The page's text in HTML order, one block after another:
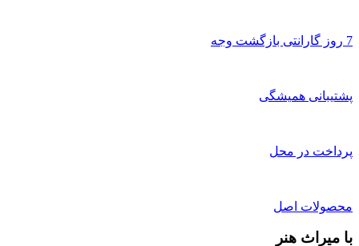
7 روز گارانتی بازگشت وجه
پشتیبانی همیشگی
پرداخت در محل
محصولات اصل
با میراث هنر